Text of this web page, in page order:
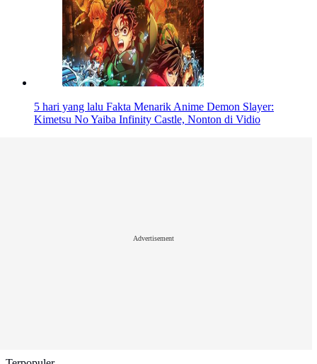
5 hari yang lalu Fakta Menarik Anime Demon Slayer:
Kimetsu No Yaiba Infinity Castle, Nonton di Vidio
Advertisement